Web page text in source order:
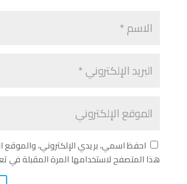
احفظ اسمي، بريدي الإلكتروني، والموقع
هذا المتصفح لاستخدامها المرة المقبلة في